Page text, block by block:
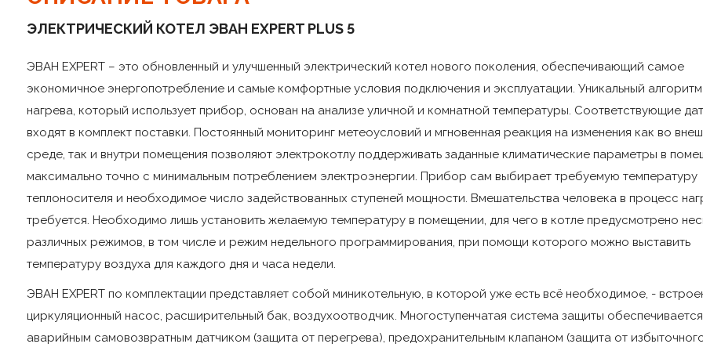
Напряжение, В 220/380
Вес 31/32,9 кг
Каскадное
Информирование о
Защита от
Защита от перегрева
срабатывания -
Защита от отказа
давления.
ЭЛЕКТРИЧЕСКИЙ КОТЕЛ ЭВАН EXPERT PLUS 5
ЭВАН EXPERT – это обновленный и улучшенный электрический котел нового поколения, обеспечивающий самое
экономичное энергопотребление и самые комфортные условия подключения и эксплуатации. Уникальный алгоритм
нагрева, который использует прибор, основан на анализе уличной и комнатной температуры. Соответствующие
входят в комплект поставки. Постоянный мониторинг метеоусловий и мгновенная реакция на изменения как во
среде, так и внутри помещения позволяют электрокотлу поддерживать заданные климатические параметры в
максимально точно с минимальным потреблением электроэнергии. Прибор сам выбирает требуемую температуру
теплоносителя и необходимое число задействованных ступеней мощности. Вмешательства человека в процесс
требуется. Необходимо лишь установить желаемую температуру в помещении, для чего в котле предусмотрено
различных режимов, в том числе и режим недельного программирования, при помощи которого можно выставить
температуру воздуха для каждого дня и часа недели.
ЭВАН EXPERT по комплектации представляет собой миникотельную, в которой уже есть всё необходимое, -
циркуляционный насос, расширительный бак, воздухоотводчик. Многоступенчатая система защиты обеспечивается
аварийным самовозвратным датчиком (защита от перегрева), предохранительным клапаном (защита от